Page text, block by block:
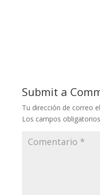
Submit a
Tu dirección de correo
Los campos